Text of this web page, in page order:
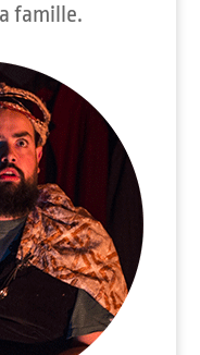
famille.